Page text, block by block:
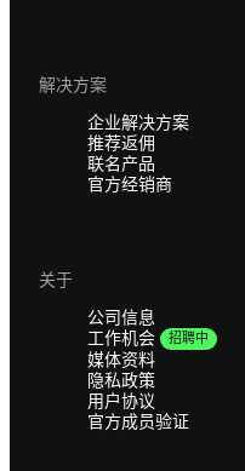
解决方案
企业解决方案
推荐返佣
联名产品
官方经销商
关于
公司信息
工作机会
招聘中
媒体资料
隐私政策
用户协议
官方成员验证